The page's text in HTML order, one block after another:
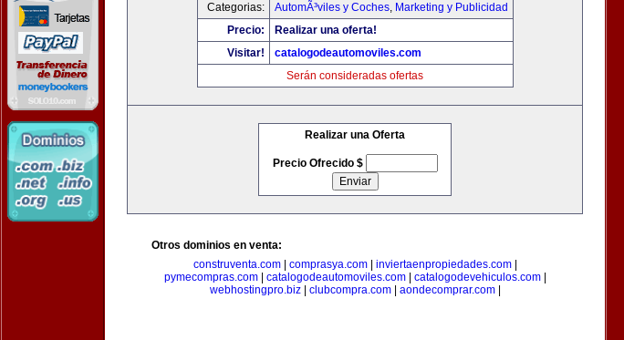
Categorias:
AutomÃ³viles y Coches, Marketing y Publicidad
Precio:
Realizar una oferta!
Visitar!
catalogodeautomoviles.com
Serán consideradas ofertas
Realizar una Oferta
Precio Ofrecido $
Otros dominios en venta:
construventa.com| comprasya.com| inviertaenpropiedades.com|
pymecompras.com| catalogodeautomoviles.com| catalogodevehiculos.com|
webhostingpro.biz| clubcompra.com| aondecomprar.com|